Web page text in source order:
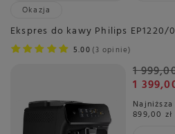
Okazja
Ekspres do kawy Philips EP1220/
5.00 3 opinie
1
1
899,00 zł